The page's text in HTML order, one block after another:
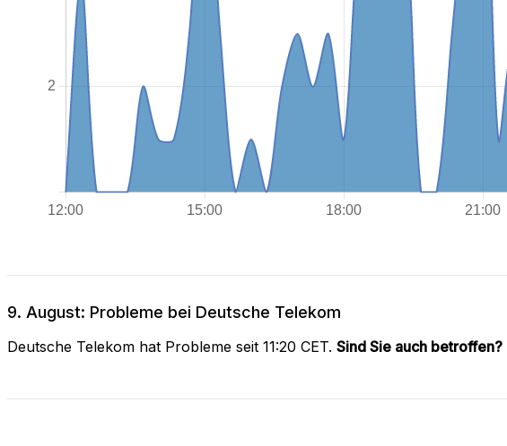
9. August: Probleme bei Deutsche Telekom
Deutsche Telekom hat Probleme seit 11:20 CET. Sind Sie auch betroffen?